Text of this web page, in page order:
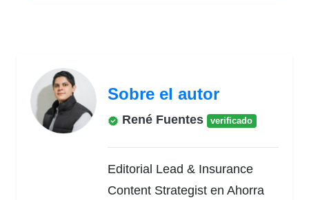
Sobre el autor
René Fuentes verificado
Editorial Lead & Insurance
Content Strategist en Ahorra